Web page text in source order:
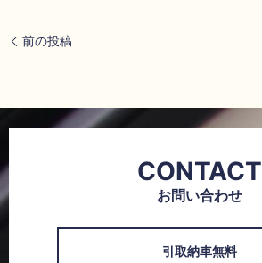
前の投稿
CONTACT
お問い合わせ
引取納車無料